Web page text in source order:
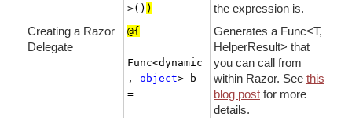
>() )
the expression is.
Creating a Razor
Delegate
@{
Func<dynamic
, object> b
=
Generates a Func<T,
HelperResult> that
you can call from
within Razor. See this
blog post for more
details.